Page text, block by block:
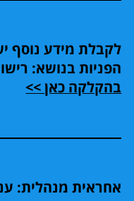
לקבלת מידע נוסף
הפניות בנושא:
בהקלקה כאן >>
אחראית מנהלית: